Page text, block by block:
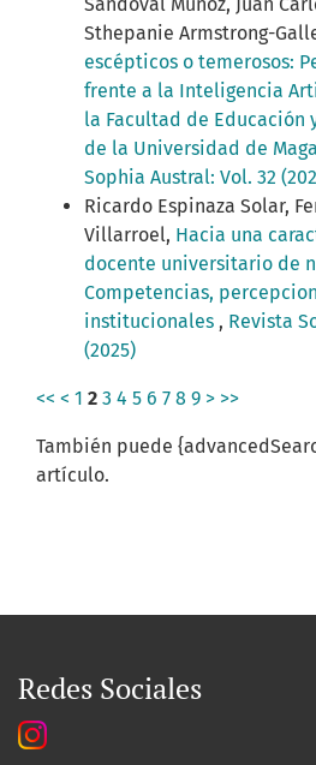
Sthepanie Armstrong-
escépticos o temerosos:
frente a la Inteligencia
la Facultad de Educación
de la Universidad de
Sophia Austral: Vol. 32
Ricardo Espinaza Solar,
Villarroel, Hacia una
docente universitario de
Competencias,
institucionales , Revista
(2025)
<< < 1 2 3 4 5 6 7 8 9 > >>
También puede
artículo.
Redes Sociales